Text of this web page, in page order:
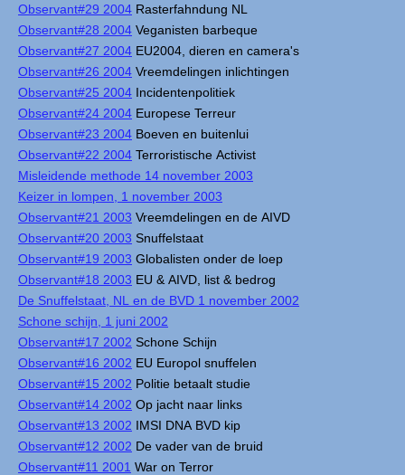
Observant#29 2004 Rasterfahndung NL
Observant#28 2004 Veganisten barbeque
Observant#27 2004 EU2004, dieren en camera's
Observant#26 2004 Vreemdelingen inlichtingen
Observant#25 2004 Incidentenpolitiek
Observant#24 2004 Europese Terreur
Observant#23 2004 Boeven en buitenlui
Observant#22 2004 Terroristische Activist
Misleidende methode 14 november 2003
Keizer in lompen, 1 november 2003
Observant#21 2003 Vreemdelingen en de AIVD
Observant#20 2003 Snuffelstaat
Observant#19 2003 Globalisten onder de loep
Observant#18 2003 EU & AIVD, list & bedrog
De Snuffelstaat, NL en de BVD 1 november 2002
Schone schijn, 1 juni 2002
Observant#17 2002 Schone Schijn
Observant#16 2002 EU Europol snuffelen
Observant#15 2002 Politie betaalt studie
Observant#14 2002 Op jacht naar links
Observant#13 2002 IMSI DNA BVD kip
Observant#12 2002 De vader van de bruid
Observant#11 2001 War on Terror